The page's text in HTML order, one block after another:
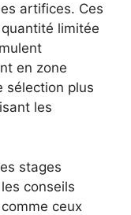
artifices. Ces
limitée
en zone
sélection plus
les
stages
conseils
ceux